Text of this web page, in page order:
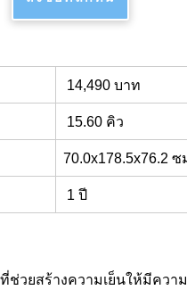
14,490 บาท
15.60 คิว
70.0x178.5x76.2 ซ
1 ปี
ช่วยสร้างความเย็นให้มีควา